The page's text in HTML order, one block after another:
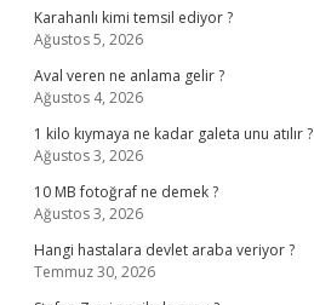
Karahanlı kimi temsil ediyor ?
Ağustos 5, 2026
Aval veren ne anlama gelir ?
Ağustos 4, 2026
1 kilo kıymaya ne kadar galeta unu atılır ?
Ağustos 3, 2026
10 MB fotoğraf ne demek ?
Ağustos 3, 2026
Hangi hastalara devlet araba veriyor ?
Temmuz 30, 2026